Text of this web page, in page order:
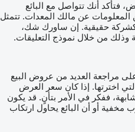
فتأكد أنك تتواصل مع البائع
عن مالك المعدات. تتمثل
حقيقية. إن ساورك شك،
وذلك من خلال نموذج التعليقات.
مراجعة العديد من عروض البيع
اخترتها. إذا كان سعر العرض
ففكر في الأمر بتأنٍ. قد يكون
أو أن البائع يحاول ارتكاب